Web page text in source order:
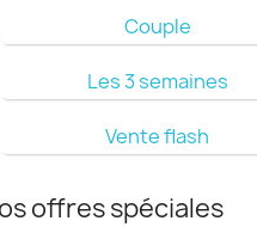
Couple
Les 3 semaines
Vente flash
offres spéciales